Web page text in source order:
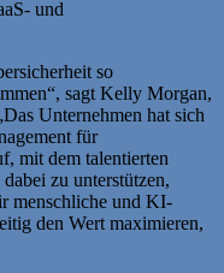
und
so
sagt Kelly Morgan,
Unternehmen hat sich
für
mit dem talentierten
zu unterstützen,
menschliche und KI-
den Wert maximieren,